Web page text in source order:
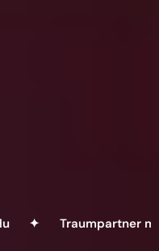
Traumpartner mit